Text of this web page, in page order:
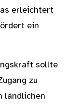
erleichtert
ein
sollte
zu
ländlichen